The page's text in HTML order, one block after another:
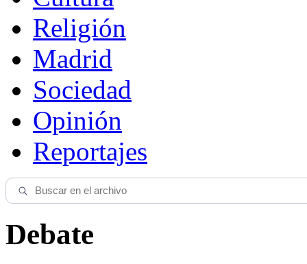
Religión
Madrid
Sociedad
Opinión
Reportajes
Debate